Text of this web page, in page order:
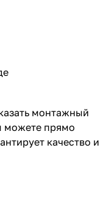
монтажный
можете прямо
качество и